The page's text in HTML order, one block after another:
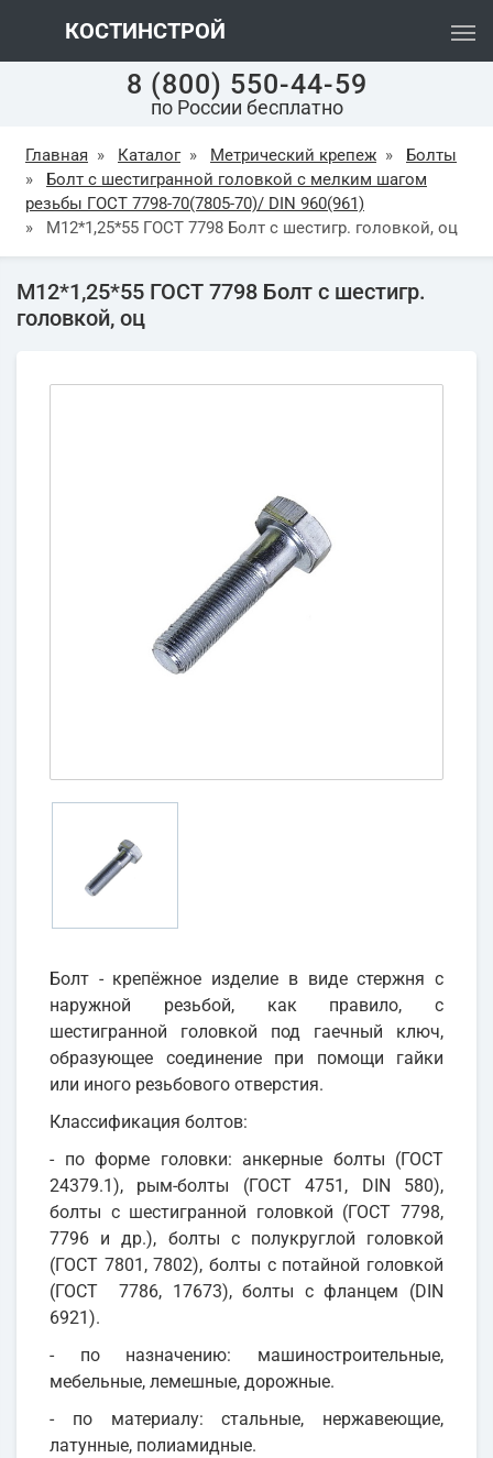
КОСТИНСТРОЙ
8 (800) 550-44-59
по России бесплатно
Главная » Каталог » Метрический крепеж »
Болты
»
Болт с шестигранной головкой с мелким шагом
резьбы ГОСТ 7798-70(7805-70)/ DIN 960(961)
»
М12*1,25*55 ГОСТ 7798 Болт с шестигр. головкой, оц
М12*1,25*55 ГОСТ 7798 Болт с шестигр.
головкой, оц
Болт - крепёжное изделие в виде стержня с
наружной резьбой, как правило, с
шестигранной головкой под гаечный ключ,
образующее соединение при помощи гайки
или иного резьбового отверстия.
Классификация болтов:
- по форме головки: анкерные болты (ГОСТ
24379.1), рым-болты (ГОСТ 4751, DIN 580),
болты с шестигранной головкой (ГОСТ 7798,
7796 и др.), болты с полукруглой головкой
(ГОСТ 7801, 7802), болты с потайной головкой
(ГОСТ 7786, 17673), болты с фланцем (DIN
6921).
- по назначению: машиностроительные,
мебельные, лемешные, дорожные.
- по материалу: стальные, нержавеющие,
латунные, полиамидные.